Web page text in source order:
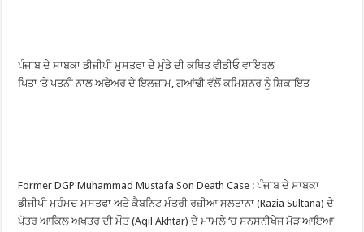
ਪੰਜਾਬ ਦੇ ਸਾਬਕਾ ਡੀਜੀਪੀ ਮੁਸਤਫਾ ਦੇ ਮੁੰਡੇ ਦੀ ਕਥਿਤ ਵੀਡੀਓ ਵਾਇਰਲ
ਪਿਤਾ ‘ਤੇ ਪਤਨੀ ਨਾਲ ਅਫੇਅਰ ਦੇ ਇਲਜ਼ਾਮ, ਗੁਆਂਢੀ ਵੱਲੋਂ ਕਮਿਸ਼ਨਰ ਨੂੰ ਸ਼ਿਕਾਇਤ
Former DGP Muhammad Mustafa Son Death Case : ਪੰਜਾਬ ਦੇ ਸਾਬਕਾ
ਡੀਜੀਪੀ ਮੁਹੰਮਦ ਮੁਸਤਫਾ ਅਤੇ ਕੈਬਨਿਟ ਮੰਤਰੀ ਰਜ਼ੀਆ ਸੁਲਤਾਨਾ (Razia Sultana) ਦੇ
ਪੁੱਤਰ ਆਕਿਲ ਅਖਤਰ ਦੀ ਮੌਤ (Aqil Akhtar) ਦੇ ਮਾਮਲੇ ‘ਚ ਸਨਸਨੀਖੇਜ ਮੋੜ ਆਇਆ